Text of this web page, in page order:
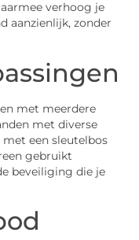
verhoog je
aanzienlijk, zonder
met meerdere
met diverse
een sleutelbos
gebruikt
beveiliging die je